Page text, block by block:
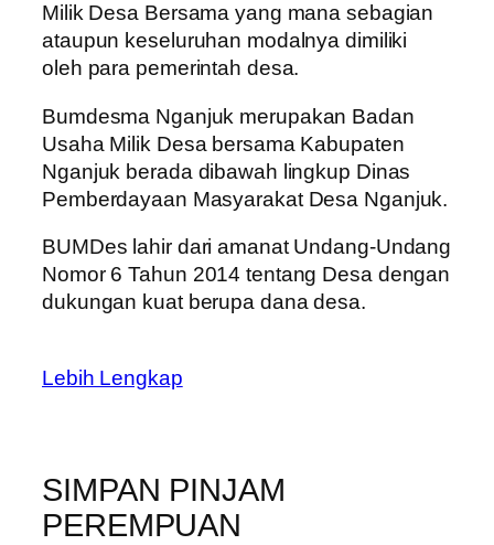
Milik Desa Bersama yang mana sebagian
ataupun keseluruhan modalnya dimiliki
oleh para pemerintah desa.
Bumdesma Nganjuk merupakan Badan
Usaha Milik Desa bersama Kabupaten
Nganjuk berada dibawah lingkup Dinas
Pemberdayaan Masyarakat Desa Nganjuk.
BUMDes lahir dari amanat Undang-Undang
Nomor 6 Tahun 2014 tentang Desa dengan
dukungan kuat berupa dana desa.
Lebih Lengkap
SIMPAN PINJAM
PEREMPUAN